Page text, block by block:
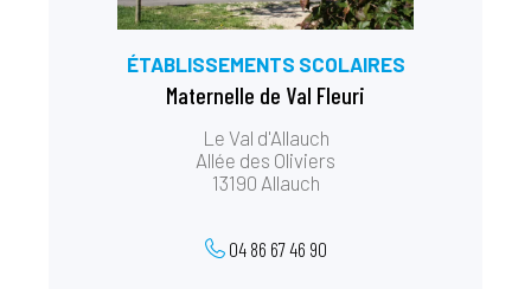
ÉTABLISSEMENTS SCOLAIRES
Maternelle de Val Fleuri
Le Val d'Allauch
Allée des Oliviers
13190 Allauch
04 86 67 46 90